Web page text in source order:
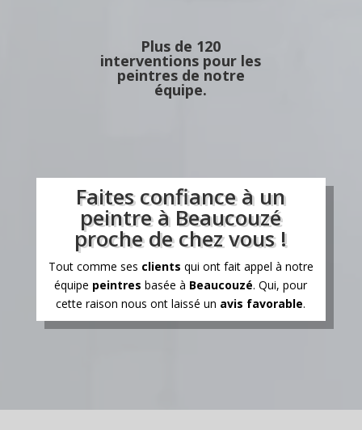
Plus de 120
interventions pour les
peintres de notre
équipe.
Faites confiance à un
peintre à Beaucouzé
proche de chez vous !
Tout comme ses clients qui ont fait appel à notre
équipe peintres basée à Beaucouzé. Qui, pour
cette raison nous ont laissé un avis favorable.